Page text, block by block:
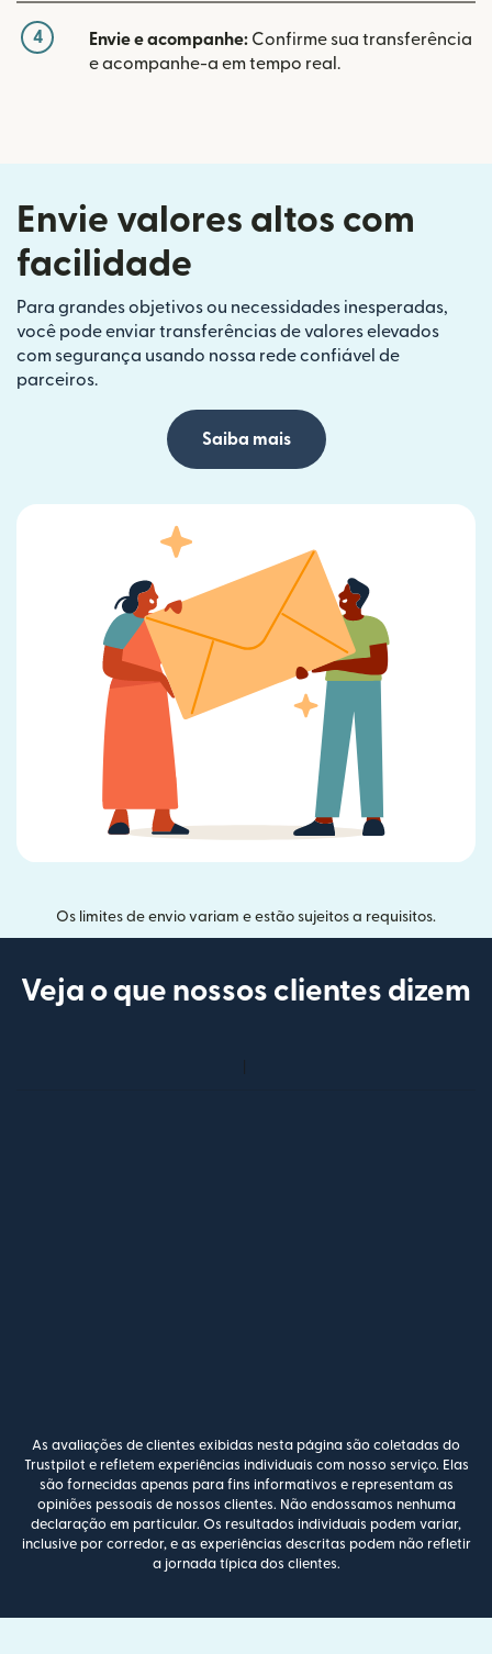
4 Envie e acompanhe: Confirme sua transferência
e acompanhe-a em tempo real.
Envie valores altos com
facilidade
Para grandes objetivos ou necessidades inesperadas,
você pode enviar transferências de valores elevados
com segurança usando nossa rede confiável de
parceiros.
Saiba mais
Os limites de envio variam e estão sujeitos a requisitos.
Veja o que nossos clientes dizem
As avaliações de clientes exibidas nesta página são coletadas do
Trustpilot e refletem experiências individuais com nosso serviço. Elas
são fornecidas apenas para fins informativos e representam as
opiniões pessoais de nossos clientes. Não endossamos nenhuma
declaração em particular. Os resultados individuais podem variar,
inclusive por corredor, e as experiências descritas podem não refletir
a jornada típica dos clientes.